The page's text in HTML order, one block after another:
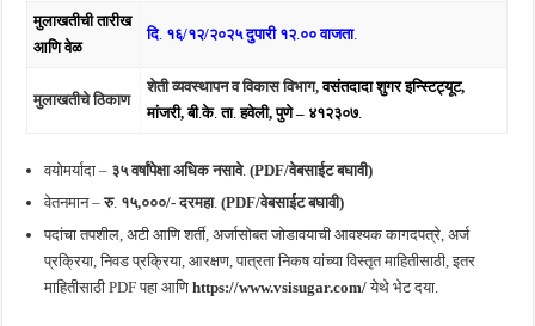
मुलाखतीची तारीख
आणि वेळ
दि. १६/१२/२०२५ दुपारी १२.००वाजता.
मुलाखतीचे ठिकाण
शेती व्यवस्थापन व विकास विभाग,वसंतदादा शुगर इन्स्टिट्यूट,
मांजरी, बी.के.ता.हवेली, पुणे– ४१२३०७.
वयोमर्यादा – ३५ वर्षांपेक्षा अधिक नसावे.(PDF/वेबसाईट बघावी)
वेतनमान –रु. १५,०००/- दरमहा.(PDF/वेबसाईट बघावी)
पदांचा तपशील, अटी आणि शर्ती, अर्जासोबत जोडावयाची आवश्यक कागदपत्रे, अर्ज
प्रक्रिया, निवड प्रक्रिया, आरक्षण, पात्रता निकष यांच्या विस्तृत माहितीसाठी, इतर
माहितीसाठी PDF पहा आणिhttps://www.vsisugar.com/येथे भेट दया.